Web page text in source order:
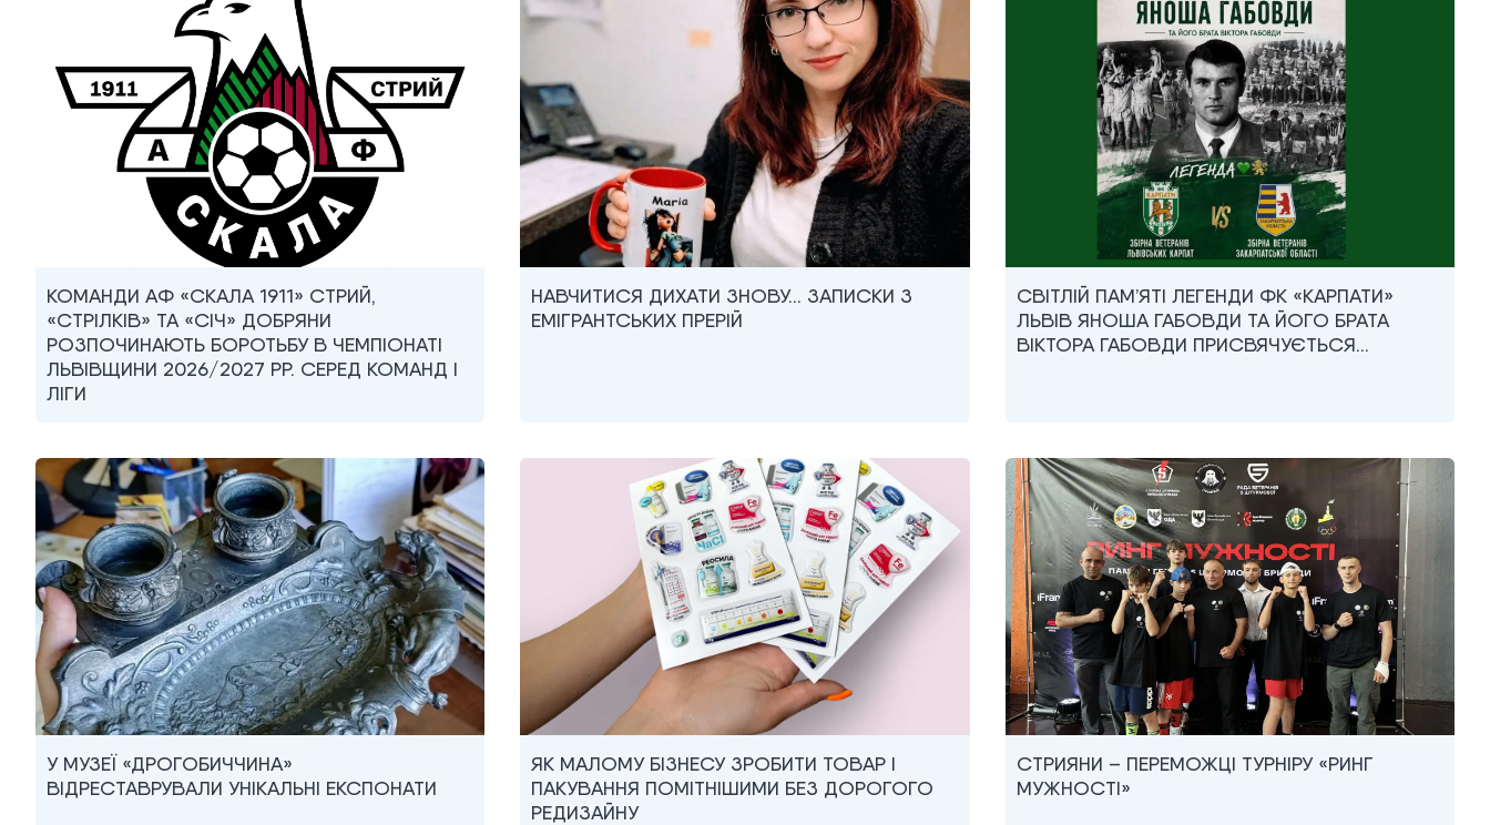
КОМАНДИ АФ «СКАЛА 1911» СТРИЙ,
«СТРІЛКІВ» ТА «СІЧ» ДОБРЯНИ
РОЗПОЧИНАЮТЬ БОРОТЬБУ В ЧЕМПІОНАТІ
ЛЬВІВЩИНИ 2026/2027 РР. СЕРЕД КОМАНД I
ЛІГИ
НАВЧИТИСЯ ДИХАТИ ЗНОВУ… ЗАПИСКИ З
ЕМІГРАНТСЬКИХ ПРЕРІЙ
СВІТЛІЙ ПАМ’ЯТІ ЛЕГЕНДИ ФК «КАРПАТИ»
ЛЬВІВ ЯНОША ГАБОВДИ ТА ЙОГО БРАТА
ВІКТОРА ГАБОВДИ ПРИСВЯЧУЄТЬСЯ…
У МУЗЕЇ «ДРОГОБИЧЧИНА»
ВІДРЕСТАВРУВАЛИ УНІКАЛЬНІ ЕКСПОНАТИ
ЯК МАЛОМУ БІЗНЕСУ ЗРОБИТИ ТОВАР І
ПАКУВАННЯ ПОМІТНІШИМИ БЕЗ ДОРОГОГО
РЕДИЗАЙНУ
СТРИЯНИ – ПЕРЕМОЖЦІ ТУРНІРУ «РИНГ
МУЖНОСТІ»